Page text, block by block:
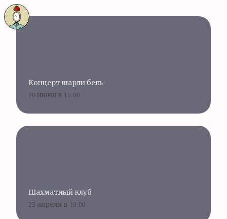
Концерт шарли бель
20 июня в 15:00
Шахматный клуб
23 апреля в 19:00